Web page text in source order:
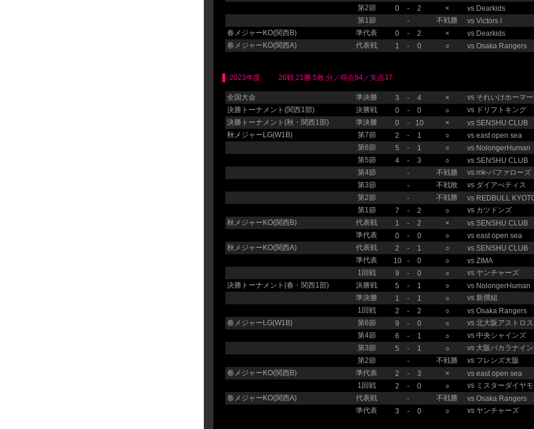
第2節
0 - 2 × vs Dearkids
第1節
- 不戦勝 vs Victors I
春メジャーKO(関西B)
準代表 0 - 2 × vs Dearkids
春メジャーKO(関西A)
代表戦 1 - 0 ○ vs Osaka Rangers
2023年度 26戦 21勝 5敗 分／得点94／失点37
全国大会 準決勝 3 - 4 × vs それいけホーマ
決勝トーナメント(関西1部)
決勝戦 0 - 0 ○ vs ドリフトキング
決勝トーナメント(秋・関西1部)
準決勝 0 - 10 × vs SENSHU CLUB
秋メジャーLG(W1B)
第7節 2 - 1 ○ vs east open sea
第6節
5 - 1 ○ vs NolongerHuman
第5節
4 - 3 ○ vs SENSHU CLUB
第4節
- 不戦勝 vs mk-バファローズ
第3節
- 不戦敗 vs ダイアべティス
第2節
- 不戦勝 vs REDBULL
第1節
7 - 2 ○ vs カツドンズ
秋メジャーKO(関西B)
代表戦 1 - 2 × vs SENSHU CLUB
準代表
0 - 0 ○ vs east open sea
秋メジャーKO(関西A)
代表戦 2 - 1 ○ vs SENSHU CLUB
準代表
10 - 0 ○ vs ZIMA
1回戦
9 - 0 ○ vs ヤンチャーズ
決勝トーナメント(春・関西1部)
決勝戦 5 - 1 ○ vs NolongerHuman
準決勝
1 - 1 ○ vs 新撰組
1回戦
2 - 2 ○ vs Osaka Rangers
春メジャーLG(W1B)
第6節 9 - 0 ○ vs 北大阪アストロス
第4節
6 - 1 ○ vs 中央シャインズ
第3節
5 - 1 ○ vs 大阪バカラナイン
第2節
- 不戦勝 vs フレンズ大阪
春メジャーKO(関西B)
準代表 2 - 3 × vs east open sea
1回戦
2 - 0 ○ vs ミスターダイヤ
春メジャーKO(関西A)
代表戦 - 不戦勝 vs Osaka Rangers
準代表
3 - 0 ○ vs ヤンチャーズ